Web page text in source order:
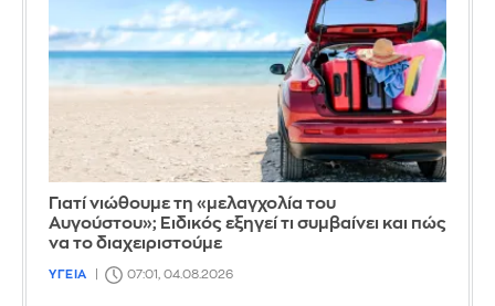
Γιατί νιώθουμε τη «μελαγχολία του
Αυγούστου»; Ειδικός εξηγεί τι συμβαίνει και πώς
να το διαχειριστούμε
ΥΓΕΙΑ 07:01, 04.08.2026